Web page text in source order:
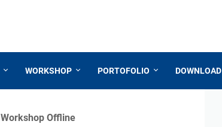
WORKSHOP PORTOFOLIO DOWNLOAD
Workshop Offline